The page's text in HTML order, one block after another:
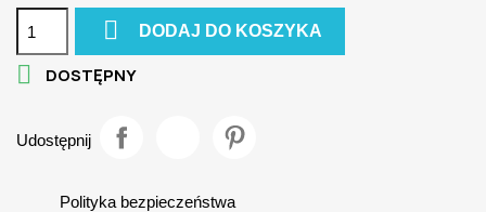
 DODAJ DO KOSZYKA
 DOSTĘPNY
Udostępnij
Polityka bezpieczeństwa